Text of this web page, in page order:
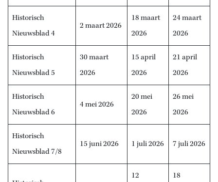
Historisch
Nieuwsblad 4
2 maart 2026
18 maart
2026
24 maart
2026
Historisch
Nieuwsblad 5
30 maart
2026
15 april
2026
21 april
2026
Historisch
Nieuwsblad 6
4 mei 2026
20 mei
2026
26 mei
2026
Historisch
Nieuwsblad 7/8
15 juni 2026 1 juli 2026 7 juli 2026
12
18